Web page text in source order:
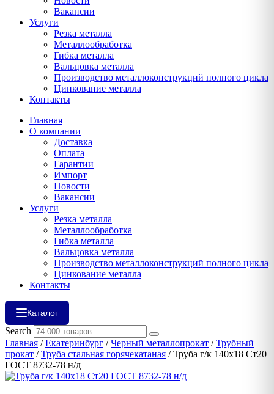
Вакансии
Услуги
Резка металла
Металлообработка
Гибка металла
Вальцовка металла
Производство металлоконструкций полного цикла
Цинкование металла
Контакты
Главная
О компании
Доставка
Оплата
Гарантии
Импорт
Новости
Вакансии
Услуги
Резка металла
Металлообработка
Гибка металла
Вальцовка металла
Производство металлоконструкций полного цикла
Цинкование металла
Контакты
Каталог
Search
Главная /Екатеринбург /Черный металлопрокат /Трубный
прокат /Труба стальная горячекатаная / Труба г/к 140х18 Ст20
ГОСТ 8732-78 н/д